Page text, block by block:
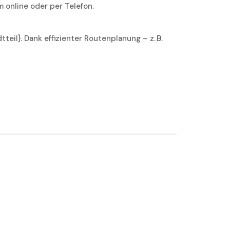
online oder per Telefon.
Dank effizienter Routenplanung – z. B.